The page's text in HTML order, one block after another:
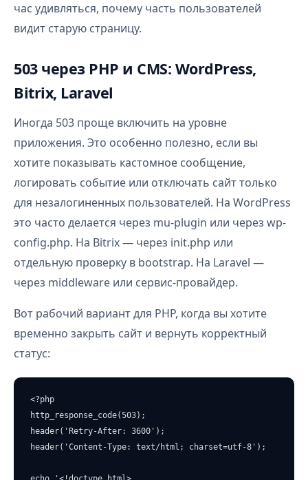
час удивляться, почему часть пользователей
видит старую страницу.
503 через PHP и CMS: WordPress,
Bitrix, Laravel
Иногда 503 проще включить на уровне
приложения. Это особенно полезно, если вы
хотите показывать кастомное сообщение,
логировать событие или отключать сайт только
для незалогиненных пользователей. На WordPress
это часто делается через mu-plugin или через wp-
config.php. На Bitrix — через init.php или
отдельную проверку в bootstrap. На Laravel —
через middleware или сервис-провайдер.
Вот рабочий вариант для PHP, когда вы хотите
временно закрыть сайт и вернуть корректный
статус:
<?php
http_response_code(503);
header('Retry-After: 3600');
header('Content-Type: text/html; charset=utf-8');